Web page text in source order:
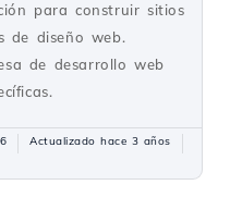
para construir sitios
de diseño web.
de desarrollo web
Actualizado hace 3 años